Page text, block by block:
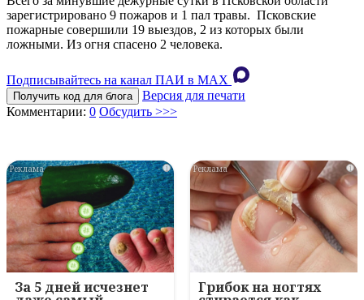
зарегистрировано 9 пожаров и 1 пал травы. Псковские
пожарные совершили 19 выездов, 2 из которых были
ложными. Из огня спасено 2 человека.
Подписывайтесь на канал ПАИ в MAХ
Получить код для блога
Версия для печати
Комментарии: 0 Обсудить >>>
i
За 5 дней исчезнет
i
Грибок на ногтях